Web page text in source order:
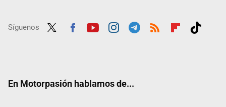
Síguenos
En Motorpasión hablamos de...